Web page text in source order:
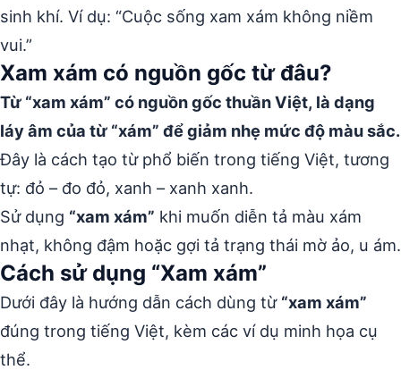
sinh khí. Ví dụ: “Cuộc sống xam xám không niềm
vui.”
Xam xám có nguồn gốc từ đâu?
Từ “xam xám” có nguồn gốc thuần Việt, là dạng
láy âm của từ “xám” để giảm nhẹ mức độ màu sắc.
Đây là cách tạo từ phổ biến trong tiếng Việt, tương
tự: đỏ – đo đỏ, xanh – xanh xanh.
Sử dụng “xam xám” khi muốn diễn tả màu xám
nhạt, không đậm hoặc gợi tả trạng thái mờ ảo, u ám.
Cách sử dụng “Xam xám”
Dưới đây là hướng dẫn cách dùng từ “xam xám”
đúng trong tiếng Việt, kèm các ví dụ minh họa cụ
thể.